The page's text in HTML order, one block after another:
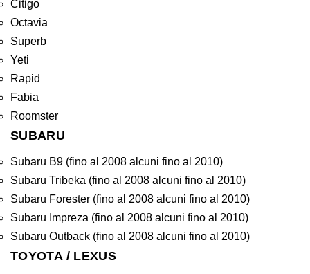
Citigo
Octavia
Superb
Yeti
Rapid
Fabia
Roomster
SUBARU
Subaru B9 (fino al 2008 alcuni fino al 2010)
Subaru Tribeka (fino al 2008 alcuni fino al 2010)
Subaru Forester (fino al 2008 alcuni fino al 2010)
Subaru Impreza (fino al 2008 alcuni fino al 2010)
Subaru Outback (fino al 2008 alcuni fino al 2010)
TOYOTA / LEXUS